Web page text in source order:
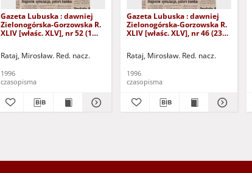
Gazeta Lubuska : dawniej
Zielonogórska-Gorzowska R.
XLIV [właśc. XLV], nr 52 (1
Rataj, Mirosław. Red. nacz.
1996
czasopisma
Gazeta Lubuska : dawniej
Zielonogórska-Gorzowska R.
XLIV [właśc. XLV], nr 46 (23
Rataj, Mirosław. Red. nacz.
1996
czasopisma